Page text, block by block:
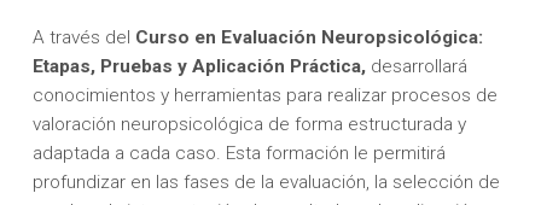
A través del Curso en Evaluación Neuropsicológica:
Etapas, Pruebas y Aplicación Práctica,desarrollará
conocimientos y herramientas para realizar procesos de
valoración neuropsicológica de forma estructurada y
adaptada a cada caso. Esta formación le permitirá
profundizar en las fases de la evaluación, la selección de